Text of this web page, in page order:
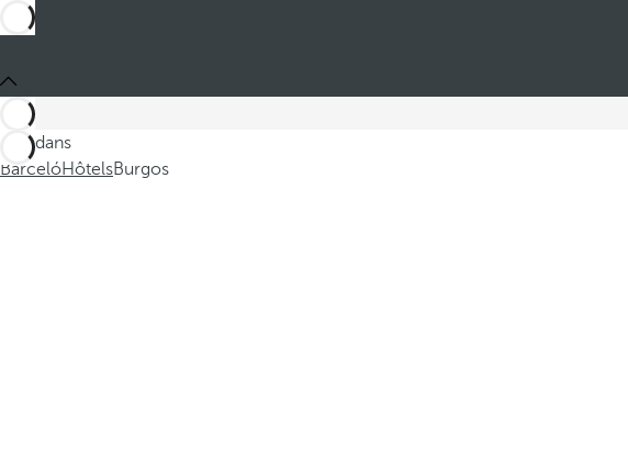
Ces dans
BarcelóHôtelsBurgos